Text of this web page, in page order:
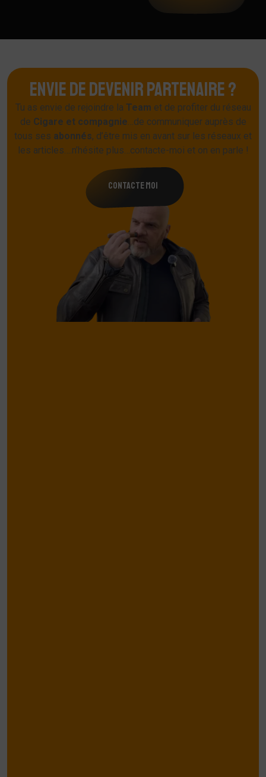
ENVIE DE DEVENIR PARTENAIRE ?
Tu as envie de rejoindre la Team et de profiter du réseau
de Cigare et compagnie…de communiquer auprès de
tous ses abonnés, d’être mis en avant sur les réseaux et
les articles….n’hésite plus…contacte-moi et on en parle !
contacte moi